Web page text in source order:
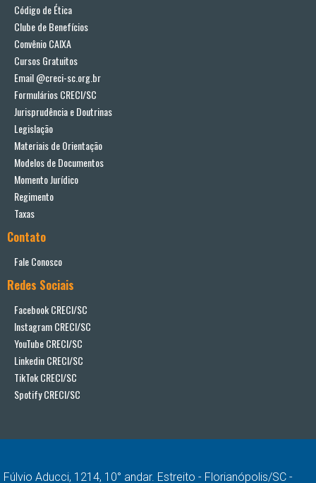
Código de Ética
Clube de Benefícios
Convênio CAIXA
Cursos Gratuitos
Email @creci-sc.org.br
Formulários CRECI/SC
Jurisprudência e Doutrinas
Legislação
Materiais de Orientação
Modelos de Documentos
Momento Jurídico
Regimento
Taxas
Contato
Fale Conosco
Redes Sociais
Facebook CRECI/SC
Instagram CRECI/SC
YouTube CRECI/SC
Linkedin CRECI/SC
TikTok CRECI/SC
Spotify CRECI/SC
Fúlvio Aducci, 1214, 10° andar. Estreito - Florianópolis/SC -